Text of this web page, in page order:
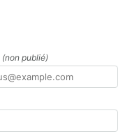
(non publié)